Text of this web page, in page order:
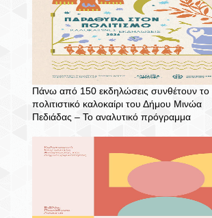
Πάνω από 150 εκδηλώσεις συνθέτουν το
πολιτιστικό καλοκαίρι του Δήμου Μινώα
Πεδιάδας – To αναλυτικό πρόγραμμα